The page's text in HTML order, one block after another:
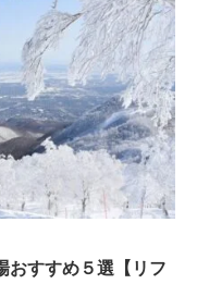
おすすめ５選【リフ